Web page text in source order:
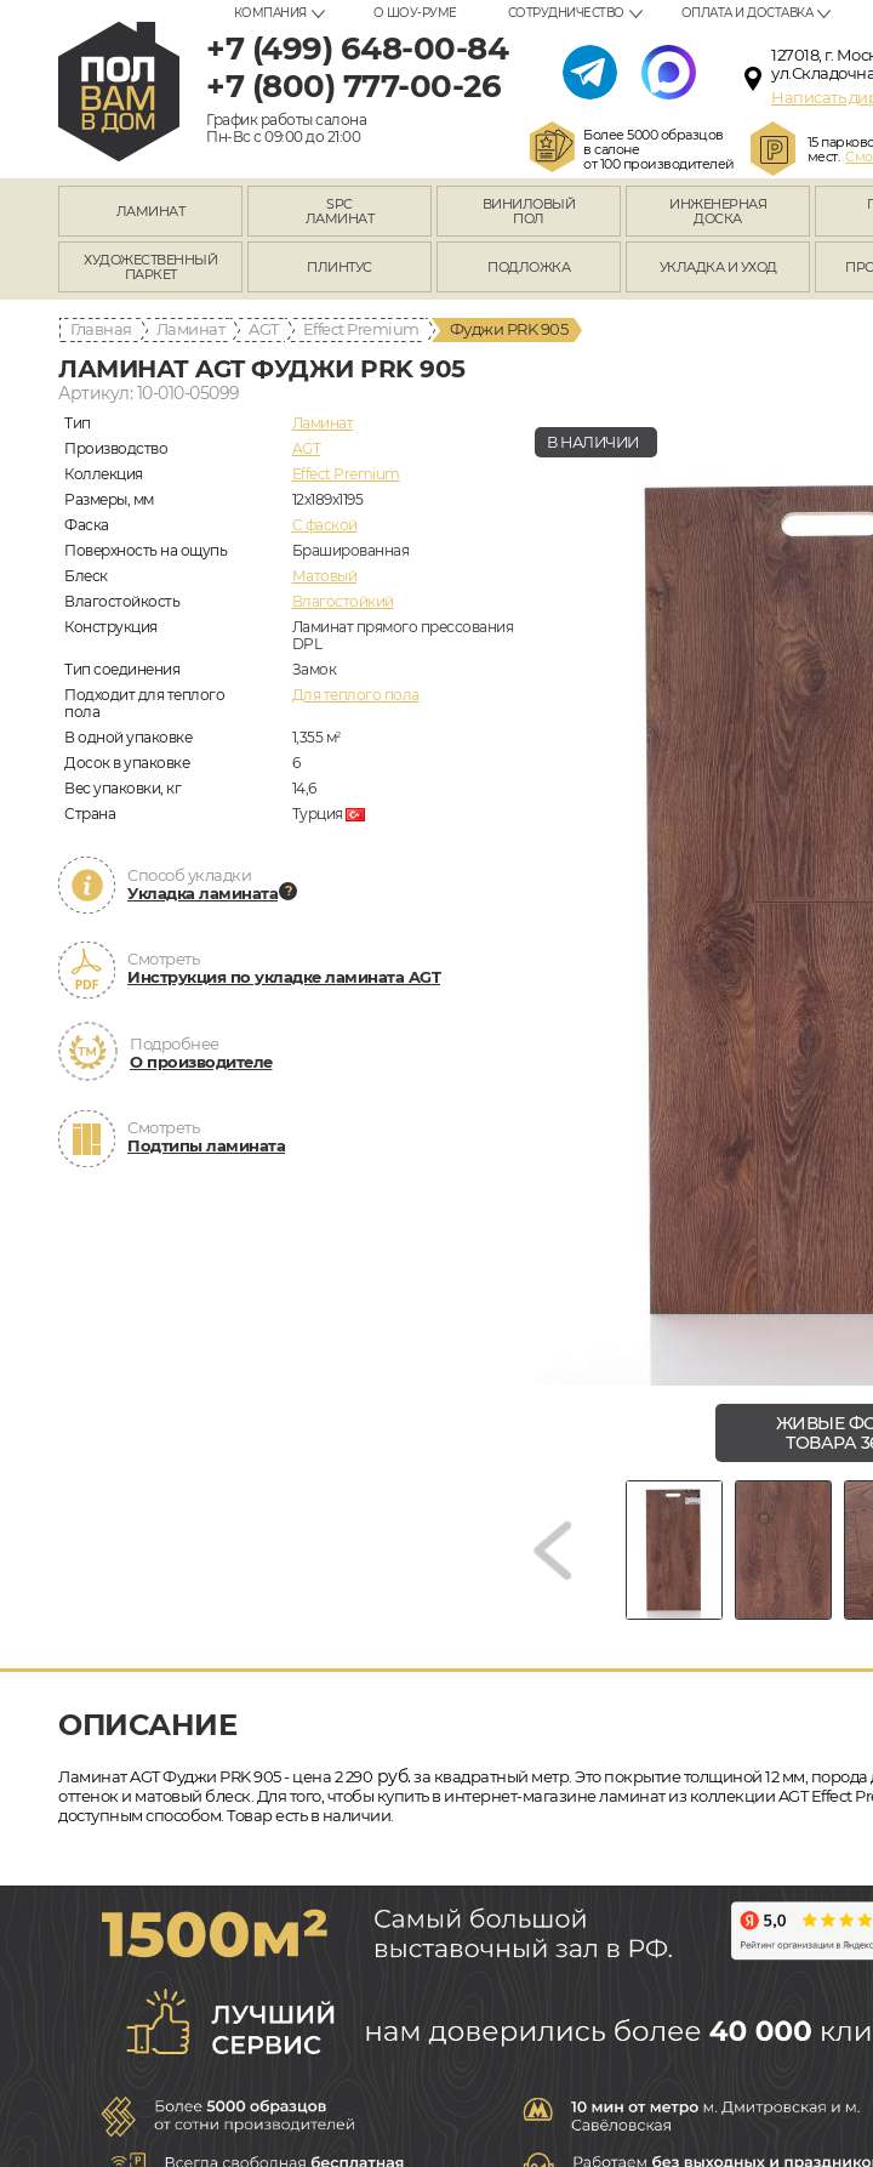
КОМПАНИЯ О ШОУ-РУМЕ СОТРУДНИЧЕСТВО ОПЛАТА И ДОСТАВКА
+7 (499) 648-00-84
+7 (800) 777-00-26
График работы салона
Пн-Вс с 09:00 до 21:00
127018, г.
Написать
Более 5000 образцов
в салоне
от 100 производителей
15
мест.
ЛАМИНАТ
SPC
ЛАМИНАТ
ВИНИЛОВЫЙ
ПОЛ
ИНЖЕНЕРНАЯ
ДОСКА
ХУДОЖЕСТВЕННЫЙ
ПАРКЕТ
ПЛИНТУС ПОДЛОЖКА УКЛАДКА И УХОД
Главная Ламинат AGT Effect Premium Фуджи PRK 905
ЛАМИНАТ AGT ФУДЖИ PRK 905
Артикул: 10-010-05099
Тип
Ламинат
Производство
AGT
Коллекция
Effect Premium
Размеры, мм
12х189х1195
Фаска
C фаской
Поверхность на ощупь
Брашированная
Блеск
Матовый
Влагостойкость
Влагостойкий
Конструкция
Ламинат прямого прессования
DPL
Тип соединения
Замок
Подходит для теплого
пола
Для теплого пола
В одной упаковке 1,355 м2
Досок в упаковке
6
Вес упаковки, кг
14,6
Страна
Турция
Способ укладки
Укладка ламината
Смотреть
Инструкция по укладке ламината AGT
Подробнее
О производителе
Смотреть
Подтипы ламината
В НАЛИЧИИ
ЖИВЫЕ
ТОВАРА
ОПИСАНИЕ
Ламинат AGT Фуджи PRK 905 - цена 2 290 руб.за квадратный метр. Это покрытие толщиной 12 мм,
оттенок и матовый блеск. Для того, чтобы купить в интернет-магазине ламинат из коллекции AGT
доступным способом. Товар есть в наличии.